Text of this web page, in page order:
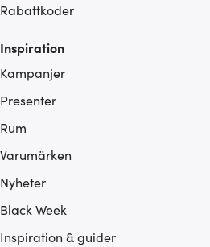
Rabattkoder
Inspiration
Kampanjer
Presenter
Rum
Varumärken
Nyheter
Black Week
Inspiration & guider